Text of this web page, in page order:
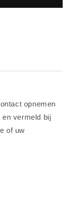
opnemen
vermeld bij
of uw